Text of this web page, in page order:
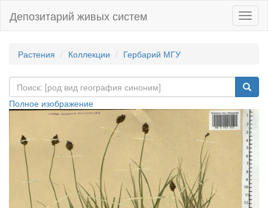
Депозитарий живых систем
Растения Коллекции Гербарий МГУ
Полное изображение